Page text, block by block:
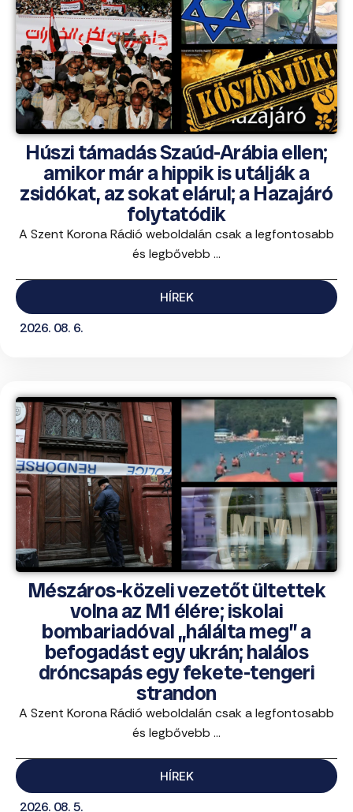
Húszi támadás Szaúd-Arábia ellen;
amikor már a hippik is utálják a
zsidókat, az sokat elárul; a Hazajáró
folytatódik
A Szent Korona Rádió weboldalán csak a legfontosabb
és legbővebb ...
HÍREK
2026. 08. 6.
Mészáros-közeli vezetőt ültettek
volna az M1 élére; iskolai
bombariadóval „hálálta meg” a
befogadást egy ukrán; halálos
dróncsapás egy fekete-tengeri
strandon
A Szent Korona Rádió weboldalán csak a legfontosabb
és legbővebb ...
HÍREK
2026. 08. 5.